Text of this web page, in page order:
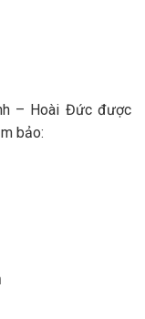
– Hoài Đức được
bảo: